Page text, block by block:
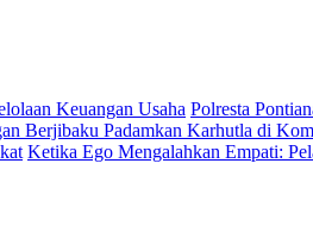
Keuangan Usaha Polresta
Berjibaku Padamkan Karhutla di
Ketika Ego Mengalahkan Empati: